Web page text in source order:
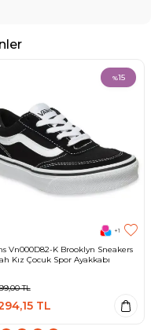
%15
+1
Vn000D82-K Brooklyn Sneakers
Kız Çocuk Spor Ayakkabı
TL
TL